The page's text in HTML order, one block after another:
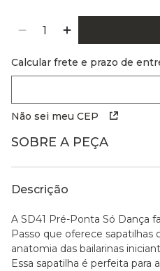
Calcular frete e prazo de
Não sei meu CEP
SOBRE A PEÇA
Descrição
A SD41 Pré-Ponta Só Dança
Passo que oferece sapatilhas
anatomia das bailarinas
Essa sapatilha é perfeita para